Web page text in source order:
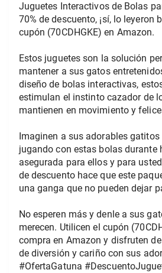
Juguetes Interactivos de Bolas
70% de descuento, ¡sí, lo leyeron
cupón (70CDHGKE) en Amazon.
Estos juguetes son la solución
mantener a sus gatos
diseño de bolas interactivas,
estimulan el instinto cazador de
mantienen en movimiento y
Imaginen a sus adorables
jugando con estas bolas durante
asegurada para ellos y para
de descuento hace que este
una ganga que no pueden dejar
No esperen más y denle a sus
merecen. Utilicen el cupón
compra en Amazon y disfruten
de diversión y cariño con sus
#OfertaGatuna